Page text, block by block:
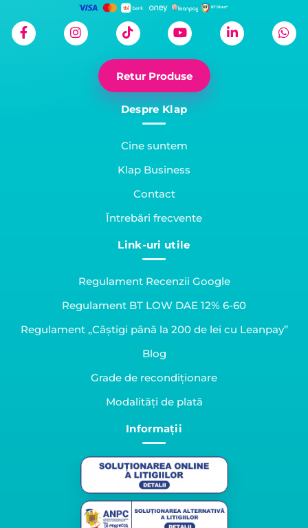
Retur Produse
Despre Klap
Cine suntem
Klap Business
Contact
Întrebări frecvente
Link-uri utile
Regulament Recenzii Google
Regulament BT LOW DAE 12% 6-60
Regulament „Câștigi până la 200 de lei cu Leanpay”
Blog
Grade de recondiționare
Modalități de plată
Informații